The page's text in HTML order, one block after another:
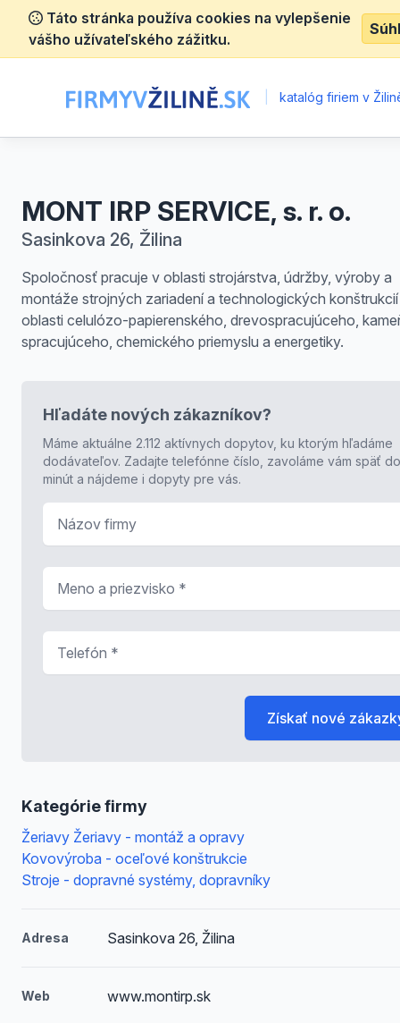
Táto stránka používa cookies na vylepšenie
vášho užívateľského zážitku.
katalóg firiem v
MONT IRP SERVICE, s. r. o.
Sasinkova 26, Žilina
Spoločnosť pracuje v oblasti strojárstva, údržby, výroby a
montáže strojných zariadení a technologických
oblasti celulózo-papierenského, drevospracujúceho,
spracujúceho, chemického priemyslu a energetiky.
Kategórie firmy
Žeriavy Žeriavy - montáž a opravy
Kovovýroba - oceľové konštrukcie
Stroje - dopravné systémy, dopravníky
Adresa Sasinkova 26, Žilina
Web www.montirp.sk
Hľadáte nových zákazníkov?
Máme aktuálne 2.112 aktívnych dopytov, ku ktorým hľadáme
dodávateľov. Zadajte telefónne číslo, zavoláme vám späť
minút a nájdeme i dopyty pre vás.
Získať nové